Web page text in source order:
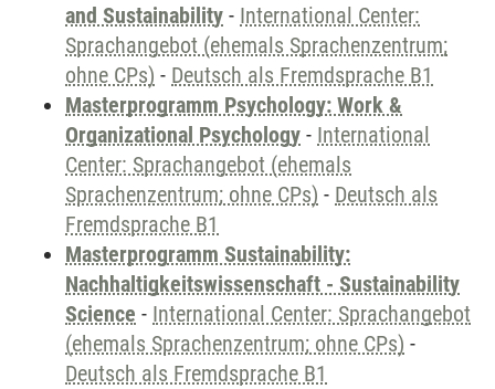
and Sustainability - International Center:
Sprachangebot (ehemals Sprachenzentrum;
ohne CPs) - Deutsch als Fremdsprache B1
Masterprogramm Psychology: Work &
Organizational Psychology - International
Center: Sprachangebot (ehemals
Sprachenzentrum; ohne CPs) - Deutsch als
Fremdsprache B1
Masterprogramm Sustainability:
Nachhaltigkeitswissenschaft - Sustainability
Science - International Center: Sprachangebot
(ehemals Sprachenzentrum; ohne CPs) -
Deutsch als Fremdsprache B1